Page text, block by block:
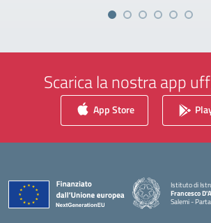
Scarica la nostra app
App Store
Istituto di
Francesco
Salemi -